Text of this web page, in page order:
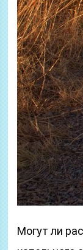
Могут ли